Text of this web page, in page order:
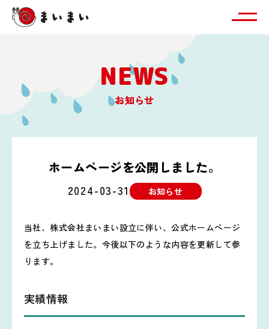
NEWS
お知らせ
ホームページを公開しました。
2024-03-31 お知らせ
当社、株式会社まいまい設立に伴い、公式ホームページ
を立ち上げました。今後以下のような内容を更新して参
ります。
実績情報